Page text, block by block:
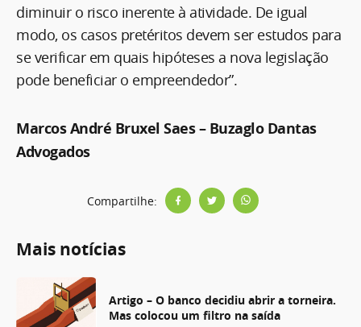
diminuir o risco inerente à atividade. De igual
modo, os casos pretéritos devem ser estudos para
se verificar em quais hipóteses a nova legislação
pode beneficiar o empreendedor”.
Marcos André Bruxel Saes – Buzaglo Dantas
Advogados
Compartilhe:
Mais notícias
Artigo – O banco decidiu abrir a torneira.
Mas colocou um filtro na saída